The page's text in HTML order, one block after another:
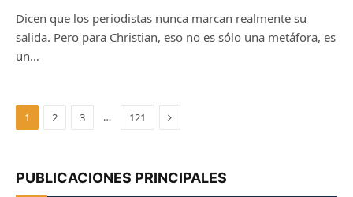
Dicen que los periodistas nunca marcan realmente su
salida. Pero para Christian, eso no es sólo una metáfora, es
un…
1 2 3 … 121 Next
PUBLICACIONES PRINCIPALES